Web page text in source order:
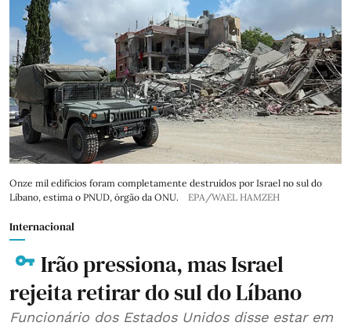
Onze mil edifícios foram completamente destruídos por Israel no sul do
Líbano, estima o PNUD, órgão da ONU.
EPA/WAEL HAMZEH
Internacional
Irão pressiona, mas Israel
rejeita retirar do sul do Líbano
Funcionário dos Estados Unidos disse estar em